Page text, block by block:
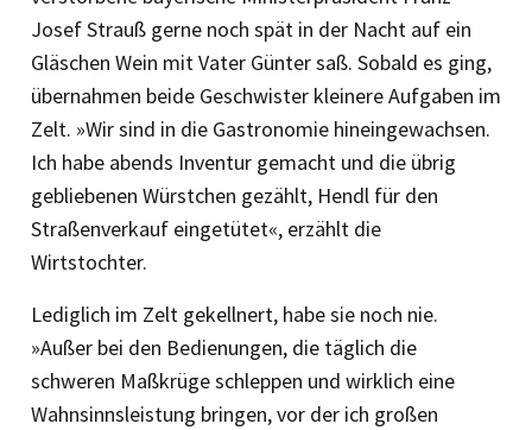
Josef Strauß gerne noch spät in der Nacht auf ein
Gläschen Wein mit Vater Günter saß. Sobald es ging,
übernahmen beide Geschwister kleinere Aufgaben im
Zelt. »Wir sind in die Gastronomie hineingewachsen.
Ich habe abends Inventur gemacht und die übrig
gebliebenen Würstchen gezählt, Hendl für den
Straßenverkauf eingetütet«, erzählt die
Wirtstochter.
Lediglich im Zelt gekellnert, habe sie noch nie.
»Außer bei den Bedienungen, die täglich die
schweren Maßkrüge schleppen und wirklich eine
Wahnsinnsleistung bringen, vor der ich großen